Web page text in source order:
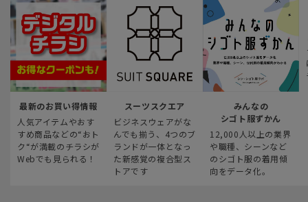
最新のお買い得情報
人気アイテムやおす
すめ商品などの“おト
ク“が満載のチラシが
Webでも見られる！
スーツスクエア
ビジネスウェアがな
んでも揃う、4つのブ
ランドが一体となっ
た新感覚の複合型ス
トアです
みんなの
シゴト服ずかん
12,000人以上の業界
や職種、シーンなど
のシゴト服の着用傾
向をデータ化。